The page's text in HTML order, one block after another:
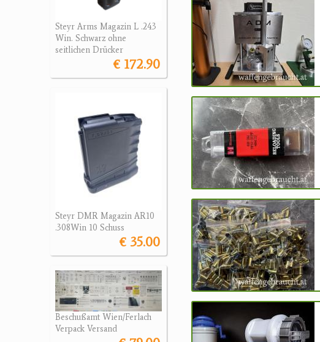
Steyr Arms Magazin L .243
Win. Schwarz ohne
seitlichen Drücker
€ 172.90
Steyr DMR Magazin AR10
.308Win 10 Schuss
€ 35.00
Beschußamt Wien/Ferlach
Verpack Versand